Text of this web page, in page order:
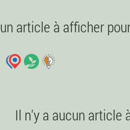
article à afficher
Il n'y a aucun article